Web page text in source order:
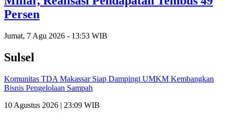
Persen
Jumat, 7 Agu 2026 - 13:53 WIB
Sulsel
Komunitas TDA Makassar Siap Dampingi UMKM Kembangkan
Bisnis Pengelolaan Sampah
10 Agustus 2026 | 23:09 WIB